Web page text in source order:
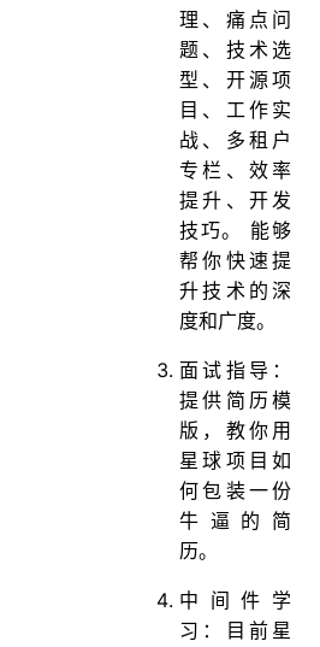
理、痛点问
题、技术选
型、开源项
目、工作实
战、多租户
专栏、效率
提升、开发
技巧。 能够
帮你快速提
升技术的深
度和广度。
面试指导：
提供简历模
版，教你用
星球项目如
何包装一份
牛逼的简
历。
中间件学
习：目前星